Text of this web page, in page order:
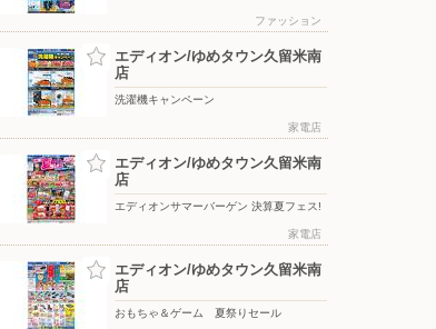
ファッション
エディオン/ゆめタウン久留米南
店
洗濯機キャンペーン
家電店
エディオン/ゆめタウン久留米南
店
エディオンサマーバーゲン 決算夏フェス!
家電店
エディオン/ゆめタウン久留米南
店
おもちゃ＆ゲーム 夏祭りセール